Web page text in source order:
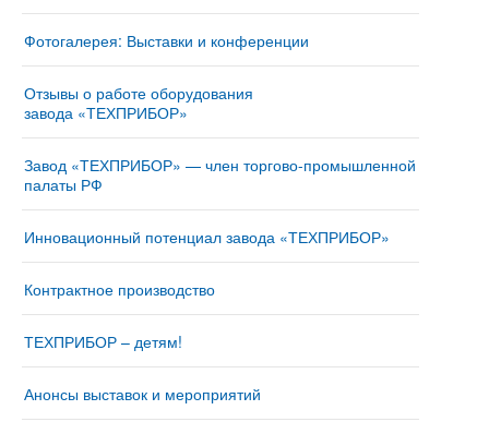
Фотогалерея: Выставки и конференции
Отзывы о работе оборудования
завода «ТЕХПРИБОР»
Завод «ТЕХПРИБОР» — член торгово-промышленной
палаты РФ
Инновационный потенциал завода «ТЕХПРИБОР»
Контрактное производство
ТЕХПРИБОР – детям!
Анонсы выставок и мероприятий